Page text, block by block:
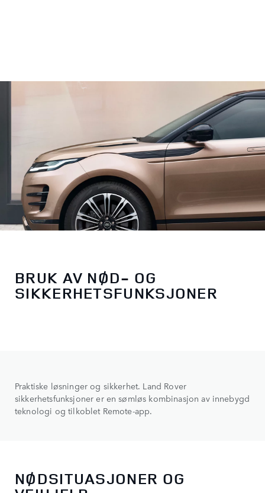
BRUK AV NØD- OG
SIKKERHETSFUNKSJONER
Praktiske løsninger og sikkerhet. Land Rover
sikkerhetsfunksjoner er en sømløs kombinasjon av innebygd
teknologi og tilkoblet Remote-app.
NØDSITUASJONER OG